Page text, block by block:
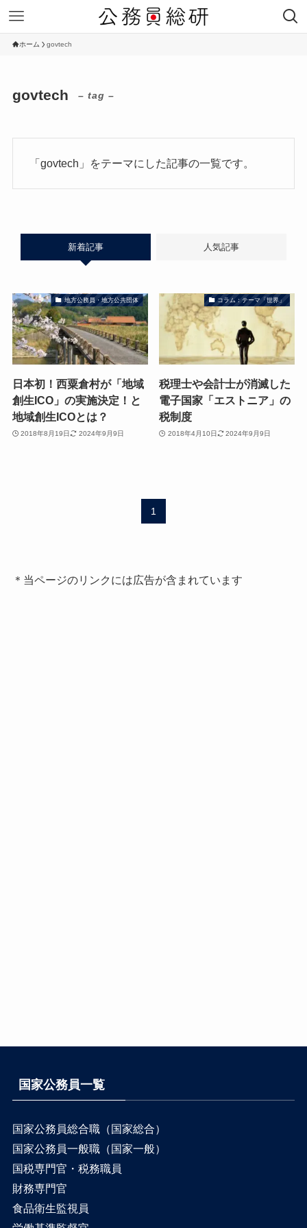
ホーム govtech
govtech – tag –
「govtech」をテーマにした記事の一覧です。
新着記事 人気記事
地方公務員・地方公共団体
日本初！西粟倉村が「地域
創生ICO」の実施決定！と
地域創生ICOとは？
2018年8月19日 2024年9月9日
コラム：テーマ「世界」
税理士や会計士が消滅した
電子国家「エストニア」の
税制度
2018年4月10日 2024年9月9日
1
＊当ページのリンクには広告が含まれています
国家公務員一覧
国家公務員総合職（国家総合）
国家公務員一般職（国家一般）
国税専門官・税務職員
財務専門官
食品衛生監視員